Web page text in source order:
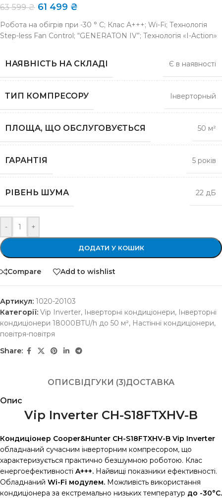
63 599₴ 61 499 ₴
Робота на обігрів при -30 ° C; Клас А+++; Wi-Fi; Технологія
Step-less Fan Control; “GENERATON ІV”; Технологія «I-Action»
НАЯВНІСТЬ НА СКЛАДІ Є в наявності
ТИП КОМПРЕСОРУ Інверторный
ПЛОЩА, ЩО ОБСЛУГОВУЄТЬСЯ 50 м²
ГАРАНТІЯ 5 років
РІВЕНЬ ШУМА 22 дБ
- +
ДОДАТИ У КОШИК
Compare Add to wishlist
Артикул: 1020-20103
Категорії: Vip Inverter, Інверторні кондиціонери, Інверторні
кондиціонери 18000BTU/h до 50 м², Настінні кондиціонери,
повітря-повітря
Share:
ОПИСВІДГУКИ (3)ДОСТАВКА
Опис
Vip Inverter CH-S18FTXHV-B
Кондиціонер Cooper&Hunter CH-S18FTXHV-B Vip Inverter
обладнаний сучасним інверторним компресором, що
характеризується практично безшумною роботою. Клас
енергоефективності A+++. Найвищі показники ефективності.
Обладнаний Wi-Fi модулем. Можливість використання
кондиціонера за екстремально низьких температур до -30°С.